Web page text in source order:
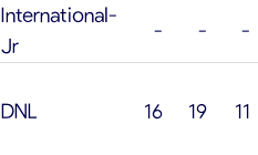
International-
Jr
- - -
DNL 16 19 11